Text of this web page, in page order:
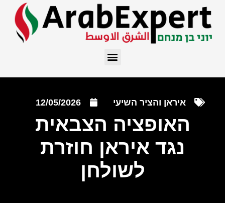
איראן והציר השיעי 12/05/2026
האופציה הצבאית
נגד איראן חוזרת
לשולחן